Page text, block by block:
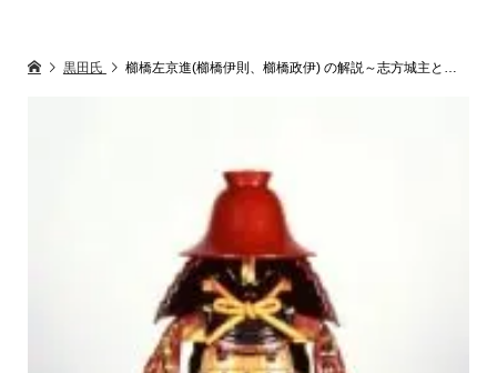
黒田氏 櫛橋左京進(櫛橋伊則、櫛橋政伊) の解説～志方城主としての生涯をわかりやすく